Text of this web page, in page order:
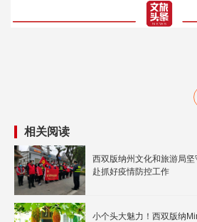
相关阅读
西双版纳州文化和旅游局坚守抗
赴抓好疫情防控工作
小个头大魅力！西双版纳